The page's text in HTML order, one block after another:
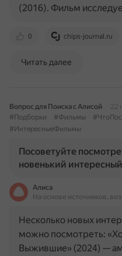
0 chips-journal.ru
(2016). Фильм
Читать далее
Вопрос для Поиска с Алисой
22
#Подборки
#Фильмы
#ИнтересныеФильмы
Посоветуйте
новенький
Алиса
На основе источников,
Несколько новых
можно посмотреть:
Выжившие» (2024) —